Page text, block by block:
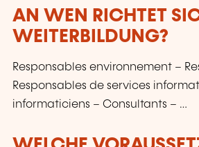
AN WEN RICHTET
WEITERBILDUNG?
Responsables environnement –
Responsables de services
informaticiens – Consultants – …